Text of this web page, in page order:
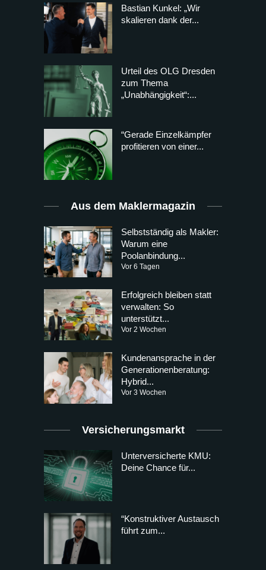
Bastian Kunkel: „Wir
skalieren dank der...
Urteil des OLG Dresden
zum Thema
„Unabhängigkeit“:...
“Gerade Einzelkämpfer
profitieren von einer...
Aus dem Maklermagazin
Selbstständig als Makler:
Warum eine
Poolanbindung...
Vor 6 Tagen
Erfolgreich bleiben statt
verwalten: So
unterstützt...
Vor 2 Wochen
Kundenansprache in der
Generationenberatung:
Hybrid...
Vor 3 Wochen
Versicherungsmarkt
Unterversicherte KMU:
Deine Chance für...
“Konstruktiver Austausch
führt zum...